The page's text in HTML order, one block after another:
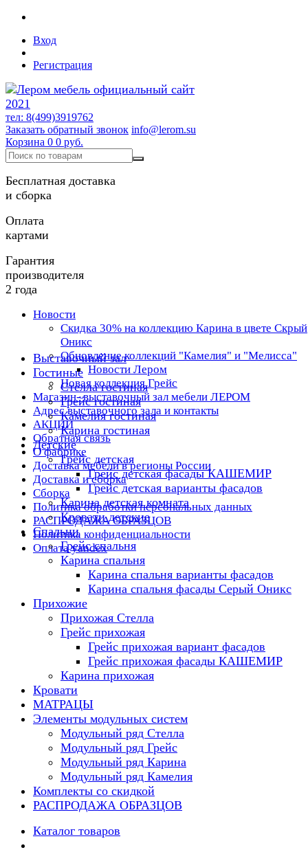
Вход
Регистрация
тел: 8(499)3919762
Заказать обратный звонок info@lerom.su
Корзина 0 0 руб.
Бесплатная доставка
и сборка
Оплата
картами
Гарантия
производителя
2 года
Новости
Скидка 30% на коллекцию Карина в цвете Скрый
Оникс
Обновление коллекций "Камелия" и "Мелисса"
Новости Лером
Новая коллекция Грейс
Магазин- выставочный зал мебели ЛЕРОМ
Адрес выставочного зала и контакты
АКЦИИ
Обратная связь
О фабрике
Доставка мебели в регионы России
Доставка и сборка
Сборка
Политика обработки персональных данных
РАСПРОДАЖА ОБРАЗЦОВ
Политика конфиденциальности
Оплата yandex
Выставочный зал
Гостиные
Стелла гостиная
Грейс гостиная
Камелия гостиная
Карина гостиная
Детские
Грейс детская
Грейс детская фасады КАШЕМИР
Грейс детская варианты фасадов
Карина детская комната
Кровати детские
Спальни
Грейс спальня
Карина спальня
Карина спальня варианты фасадов
Карина спальня фасады Серый Оникс
Прихожие
Прихожая Стелла
Грейс прихожая
Грейс прихожая вариант фасадов
Грейс прихожая фасады КАШЕМИР
Карина прихожая
Кровати
МАТРАЦЫ
Элементы модульных систем
Модульный ряд Стелла
Модульный ряд Грейс
Модульный ряд Карина
Модульный ряд Камелия
Комплекты со скидкой
РАСПРОДАЖА ОБРАЗЦОВ
Каталог товаров